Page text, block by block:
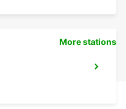
More stations